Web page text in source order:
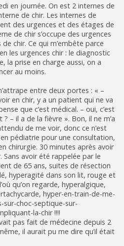
en journée. On est 2 internes de
de chir. Les internes de
des urgences et des étages de
de chir s’occupe des urgences
chir. Ce qui m’embête parce
les urgences chir : le diagnostic
la prise en charge aussi, on a
au moins.
entre deux portes : « –
en chir, y a un patient qui ne va
que c’est médical. – oui, c’est
? – il a de la fièvre ». Bon, il ne m’a
de me voir, donc ce n’est
pédiatrie pour une consultation,
chirurgie. 30 minutes après avoir
Sans avoir été rappelée par le
de 65 ans, suites de résection
hyperagité dans son lit, rouge et
qu’on regarde, hyperalgique,
hyper-en-train-de-me-
sur-choc-septique-sur-
la-chir !!!!
pas fait de médecine depuis 2
il aurait pu me dire qu’il était